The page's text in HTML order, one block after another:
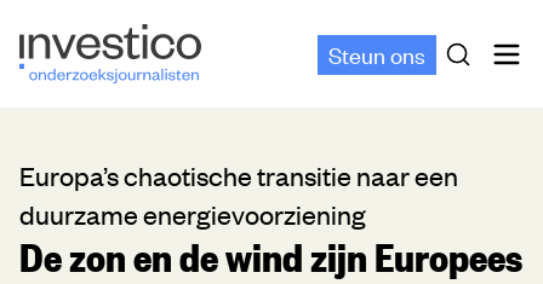
Steun ons
Europa’s chaotische transitie naar een
duurzame energievoorziening
De zon en de wind zijn Europees